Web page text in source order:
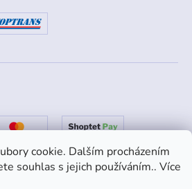
cookie. Dalším procházením
souhlas s jejich používáním.. Více